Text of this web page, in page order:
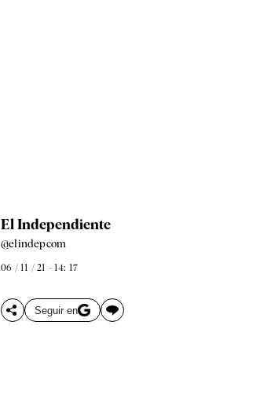
El Independiente
@elindepcom
06 / 11 / 21 - 14: 17
Seguir en